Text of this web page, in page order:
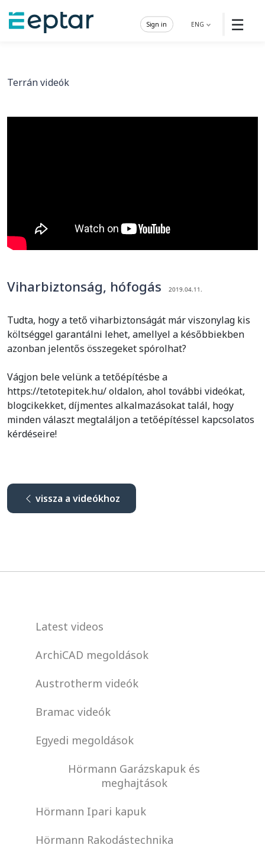
☰
ENG
Sign in
Terrán videók
Viharbiztonság, hófogás 2019.04.11.
Tudta, hogy a tető viharbiztonságát már viszonylag kis
költséggel garantálni lehet, amellyel a későbbiekben
azonban jelentős összegeket spórolhat?
Vágjon bele velünk a tetőépítésbe a
https://tetotepitek.hu/ oldalon, ahol további videókat,
blogcikekket, díjmentes alkalmazásokat talál, hogy
minden választ megtaláljon a tetőépítéssel kapcsolatos
kérdéseire!
vissza a videókhoz
Latest videos
ArchiCAD megoldások
Austrotherm videók
Bramac videók
Egyedi megoldások
Hörmann Garázskapuk és
meghajtások
Hörmann Ipari kapuk
Hörmann Rakodástechnika